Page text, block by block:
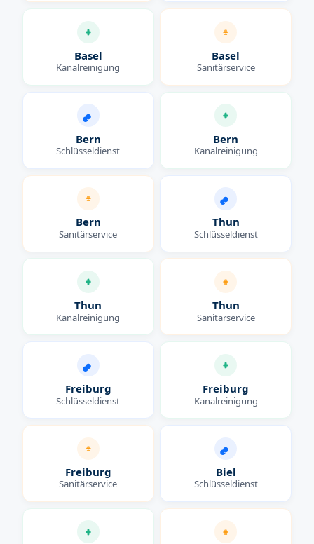
Basel
Kanalreinigung
Basel
Sanitärservice
Bern
Schlüsseldienst
Bern
Kanalreinigung
Bern
Sanitärservice
Thun
Schlüsseldienst
Thun
Kanalreinigung
Thun
Sanitärservice
Freiburg
Schlüsseldienst
Freiburg
Kanalreinigung
Freiburg
Sanitärservice
Biel
Schlüsseldienst